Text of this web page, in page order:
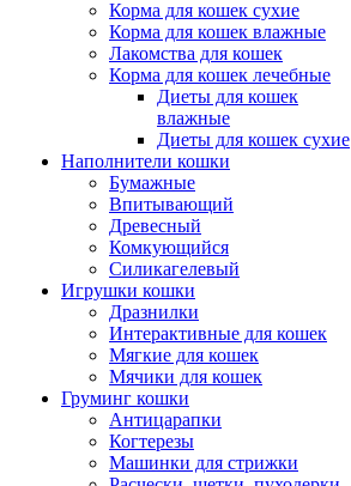
Корма для кошек сухие
Корма для кошек влажные
Лакомства для кошек
Корма для кошек лечебные
Диеты для кошек
влажные
Диеты для кошек сухие
Наполнители кошки
Бумажные
Впитывающий
Древесный
Комкующийся
Силикагелевый
Игрушки кошки
Дразнилки
Интерактивные для кошек
Мягкие для кошек
Мячики для кошек
Груминг кошки
Антицарапки
Когтерезы
Машинки для стрижки